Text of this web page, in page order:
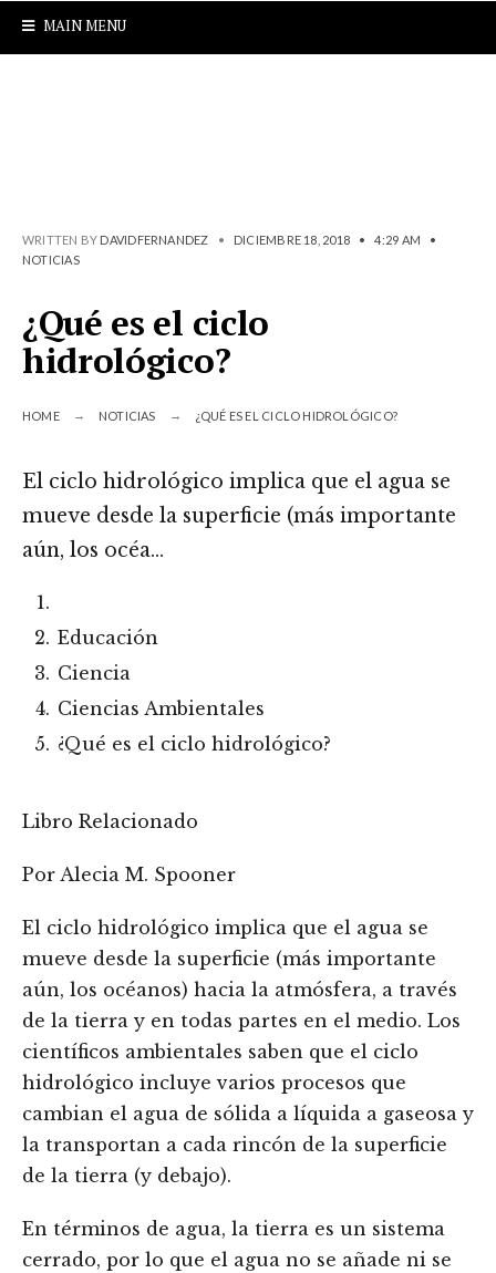
MAIN MENU
WRITTEN BY DAVIDFERNANDEZ • DICIEMBRE 18, 2018 • 4:29 AM
•
NOTICIAS
¿Qué es el ciclo
hidrológico?
HOME NOTICIAS ¿QUÉ ES EL CICLO HIDROLÓGICO?
El ciclo hidrológico implica que el agua se
mueve desde la superficie (más importante
aún, los océa…
Educación
Ciencia
Ciencias Ambientales
¿Qué es el ciclo hidrológico?
Libro Relacionado
Por Alecia M. Spooner
El ciclo hidrológico implica que el agua se
mueve desde la superficie (más importante
aún, los océanos) hacia la atmósfera, a través
de la tierra y en todas partes en el medio. Los
científicos ambientales saben que el ciclo
hidrológico incluye varios procesos que
cambian el agua de sólida a líquida a gaseosa y
la transportan a cada rincón de la superficie
de la tierra (y debajo).
En términos de agua, la tierra es un sistema
cerrado, por lo que el agua no se añade ni se